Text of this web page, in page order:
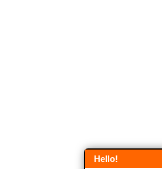
Hello!